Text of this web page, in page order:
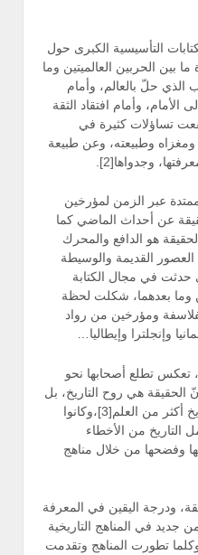
التأسيسية الكبرى حول
بين الحربين العالميتين وما
الذي حلّ بالعالم، وأمام
الأمام، وأمام افتقاد الثقة
تساؤلات كثيرة في
وطبيعته، وعن طبيعة
وجدواها[2].
عبر الزمن لمؤرخين
عن أحداث الماضي كما
هو الدافع والمحرك
القديمة والوسيطة
حدثت في مجال الكتابة
وما بعدهما، شكلت لحظة
ومؤرخين من رواد
وإنجلترا وإيطاليا…
تعكس تطلع أصحابها نحو
الحقيقة هي روح التاريخ، بل
يمكن الوصول إليها بواسطة التاريخ أكثر من العلم[3]،وكانوا
التاريخ من الأخطاء
وفضحها من خلال مناهج
ودرجة اليقين في المعرفة
جديد في المناهج التاريخية
تطورت المناهج وتقدمت